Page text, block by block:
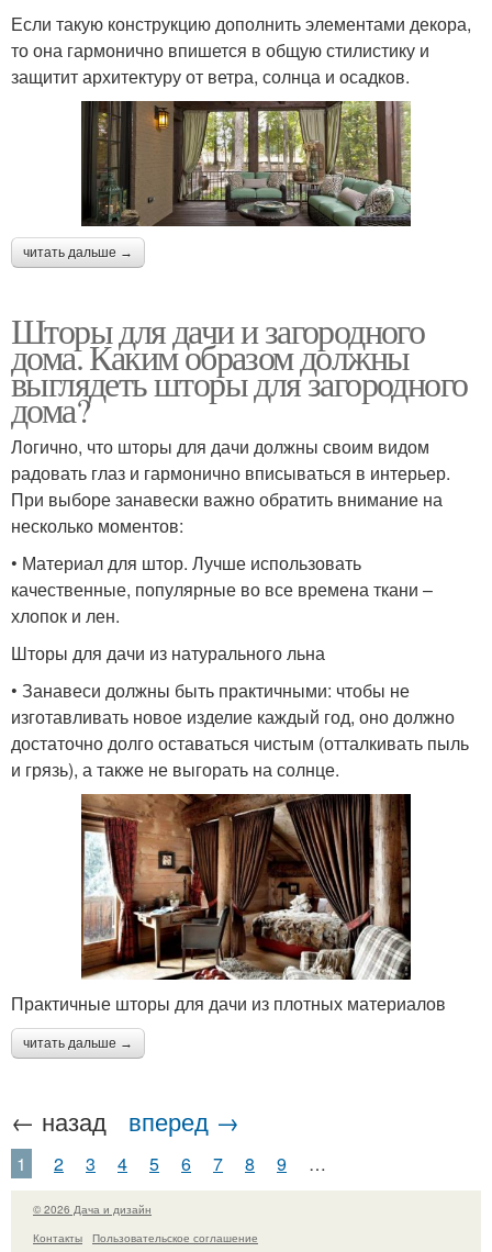
Если такую конструкцию дополнить элементами декора,
то она гармонично впишется в общую стилистику и
защитит архитектуру от ветра, солнца и осадков.
читать дальше →
Шторы для дачи и загородного
дома. Каким образом должны
выглядеть шторы для загородного
дома?
Логично, что шторы для дачи должны своим видом
радовать глаз и гармонично вписываться в интерьер.
При выборе занавески важно обратить внимание на
несколько моментов:
• Материал для штор. Лучше использовать
качественные, популярные во все времена ткани –
хлопок и лен.
Шторы для дачи из натурального льна
• Занавеси должны быть практичными: чтобы не
изготавливать новое изделие каждый год, оно должно
достаточно долго оставаться чистым (отталкивать пыль
и грязь), а также не выгорать на солнце.
Практичные шторы для дачи из плотных материалов
читать дальше →
← назад вперед →
1 2 3 4 5 6 7 8 9 …
© 2026 Дача и дизайн
Контакты
Пользовательское соглашение